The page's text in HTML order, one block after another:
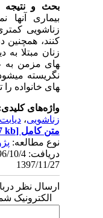
بحث و نتیجه
بیماری آن­ها
زناشویی
کنند، همچنین
زنان مبتلا به
های مزمن به
نگریسته می­شود
های خانواده را
واژه‌های کلیدی:
زناشویی،دیابت.
متن کامل[PDF 987 kb]
نوع مطالعه:
1397/11/27
ارسال نظر
الکترونیک